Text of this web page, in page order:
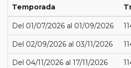
Temporada
Del 01/07/2026 al 01/09/2026
Del 02/09/2026 al 03/11/2026
Del 04/11/2026 al 17/11/2026